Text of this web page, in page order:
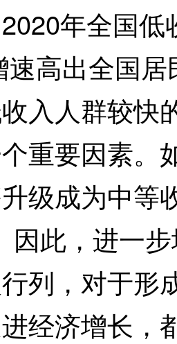
年全国
速高出全国
入人群较快
重要因素。
级成为中等
因此，进一
列，对于形
经济增长，